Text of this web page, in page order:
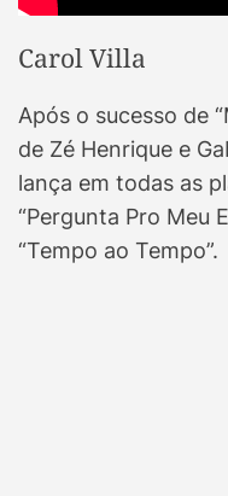
Carol Villa
Após o sucesso de
de Zé Henrique e
lança em todas as
“Pergunta Pro Meu
“Tempo ao Tempo”.